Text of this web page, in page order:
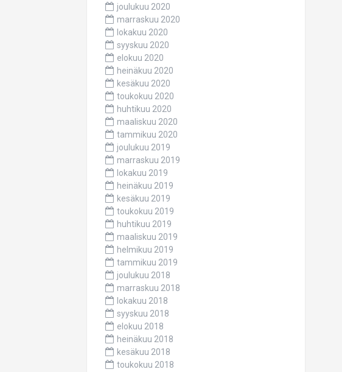
joulukuu 2020
marraskuu 2020
lokakuu 2020
syyskuu 2020
elokuu 2020
heinäkuu 2020
kesäkuu 2020
toukokuu 2020
huhtikuu 2020
maaliskuu 2020
tammikuu 2020
joulukuu 2019
marraskuu 2019
lokakuu 2019
heinäkuu 2019
kesäkuu 2019
toukokuu 2019
huhtikuu 2019
maaliskuu 2019
helmikuu 2019
tammikuu 2019
joulukuu 2018
marraskuu 2018
lokakuu 2018
syyskuu 2018
elokuu 2018
heinäkuu 2018
kesäkuu 2018
toukokuu 2018